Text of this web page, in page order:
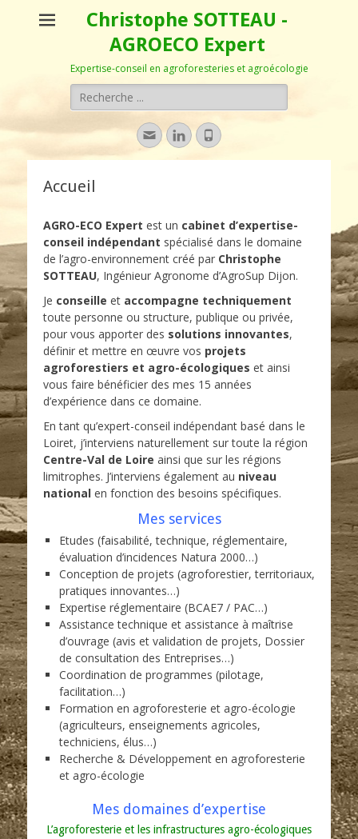
Christophe SOTTEAU -
AGROECO Expert
Expertise-conseil en agroforesteries et agroécologie
Rechercher :
AdresseLinkedin
Tél
Accueil
AGRO-ECO Expert est un cabinet d’expertise-
conseil indépendant spécialisé dans le domaine
de l’agro-environnement créé par Christophe
SOTTEAU, Ingénieur Agronome d’AgroSup Dijon.
Je conseille et accompagne techniquement
toute personne ou structure, publique ou privée,
pour vous apporter des solutions innovantes,
définir et mettre en œuvre vos projets
agroforestiers et agro-écologiques et ainsi
vous faire bénéficier des mes 15 années
d’expérience dans ce domaine.
En tant qu’expert-conseil indépendant basé dans le
Loiret, j’interviens naturellement sur toute la région
Centre-Val de Loire ainsi que sur les régions
limitrophes. J’interviens également au niveau
national en fonction des besoins spécifiques.
Mes services
Etudes (faisabilité, technique, réglementaire,
évaluation d’incidences Natura 2000…)
Conception de projets (agroforestier, territoriaux,
pratiques innovantes…)
Expertise réglementaire (BCAE7 / PAC…)
Assistance technique et assistance à maîtrise
d’ouvrage (avis et validation de projets, Dossier
de consultation des Entreprises…)
Coordination de programmes (pilotage,
facilitation…)
Formation en agroforesterie et agro-écologie
(agriculteurs, enseignements agricoles,
techniciens, élus…)
Recherche & Développement en agroforesterie
et agro-écologie
Mes domaines d’expertise
L’agroforesterie et les infrastructures agro-écologiques